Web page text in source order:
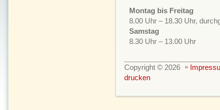
Montag bis Freitag
8.00 Uhr – 18.30 Uhr,
Samstag
8.30 Uhr – 13.00 Uhr
Copyright © 2026
drucken